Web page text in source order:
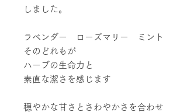
しました。
ラベンダー ローズマリー ミント
そのどれもが
ハーブの生命力と
素直な潔さを感じます
穏やかな甘さとさわやかさを合わせ